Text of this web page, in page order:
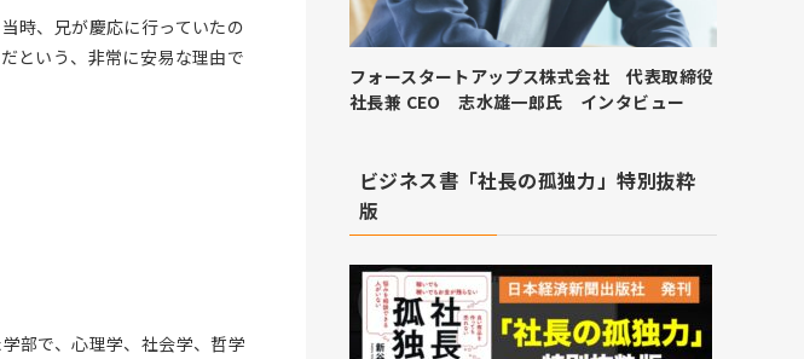
時、兄が慶応に行っていたの
という、非常に安易な理由で
部で、心理学、社会学、哲学
フォースタートアップス株式会社 代表取締役
社長兼 CEO 志水雄一郎氏 インタビュー
ビジネス書「社長の孤独力」特別抜粋
版